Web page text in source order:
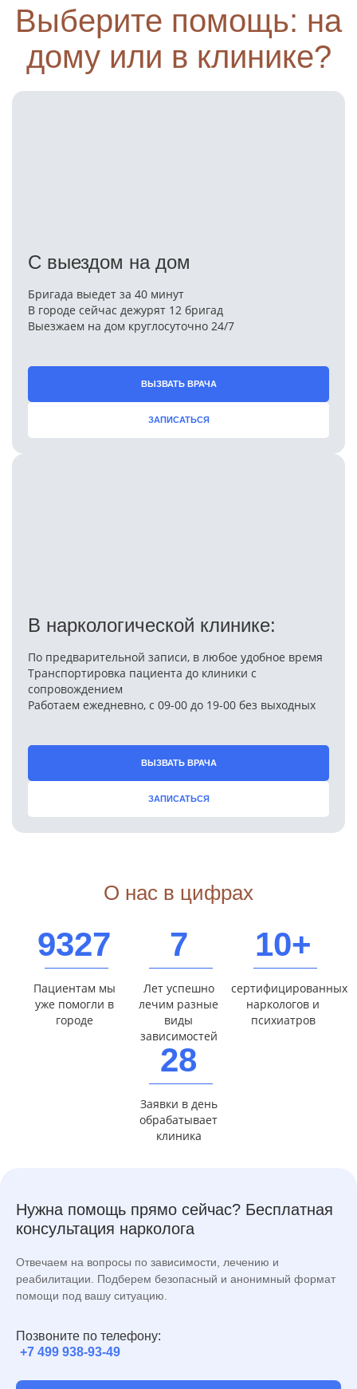
Выберите помощь: на
дому или в клинике?
С выездом на дом
Бригада выедет за 40 минут
В городе сейчас дежурят 12 бригад
Выезжаем на дом круглосуточно 24/7
ВЫЗВАТЬ ВРАЧА
ЗАПИСАТЬСЯ
В наркологической клинике:
По предварительной записи, в любое удобное время
Транспортировка пациента до клиники с
сопровождением
Работаем ежедневно, с 09-00 до 19-00 без выходных
ВЫЗВАТЬ ВРАЧА
ЗАПИСАТЬСЯ
О нас в цифрах
9327
Пациентам мы
уже помогли в
городе
7
Лет успешно
лечим разные
виды
зависимостей
10+
сертифицированных
наркологов и
психиатров
28
Заявки в день
обрабатывает
клиника
Нужна помощь прямо сейчас? Бесплатная
консультация нарколога
Отвечаем на вопросы по зависимости, лечению и
реабилитации. Подберем безопасный и анонимный формат
помощи под вашу ситуацию.
Позвоните по телефону:
+7 499 938-93-49